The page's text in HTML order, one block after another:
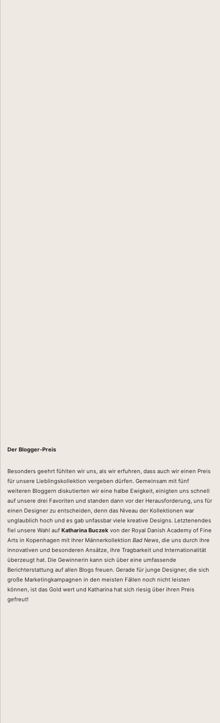
Der Blogger-Preis
Besonders geehrt fühlten wir uns, als wir erfuhren, dass auch wir einen Preis
für unsere Lieblingskollektion vergeben dürfen. Gemeinsam mit fünf
weiteren Bloggern diskutierten wir eine halbe Ewigkeit, einigten uns schnell
auf unsere drei Favoriten und standen dann vor der Herausforderung, uns für
einen Designer zu entscheiden, denn das Niveau der Kollektionen war
unglaublich hoch und es gab unfassbar viele kreative Designs. Letztenendes
fiel unsere Wahl auf Katharina Buczek von der Royal Danish Academy of Fine
Arts in Kopenhagen mit ihrer Männerkollektion Bad News, die uns durch ihre
innovativen und besonderen Ansätze, ihre Tragbarkeit und Internationalität
überzeugt hat. Die Gewinnerin kann sich über eine umfassende
Berichterstattung auf allen Blogs freuen. Gerade für junge Designer, die sich
große Marketingkampagnen in den meisten Fällen noch nicht leisten
können, ist das Gold wert und Katharina hat sich riesig über ihren Preis
gefreut!